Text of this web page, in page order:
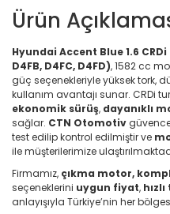
Ürün
Hyundai Accent Blue 1.6
D4FB, D4FC, D4FD), 1582 cc
güç seçenekleriyle yüksek tork,
kullanım avantajı sunar. CRDi
ekonomik sürüş, dayanıklı
sağlar. CTN Otomotiv
test edilip kontrol edilmiştir ve
ile müşterilerimize
Firmamız, çıkma motor,
seçeneklerini uygun fiyat,
anlayışıyla Türkiye’nin her